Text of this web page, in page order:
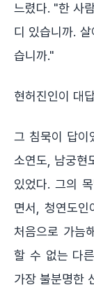
느렸다. "한 사
디 있습니까.
습니까."
현허진인이 대
그 침묵이 답이
소연도, 남궁현
있었다. 그의
면서, 청연도
처음으로 가늠
할 수 없는 다
가장 불분명한